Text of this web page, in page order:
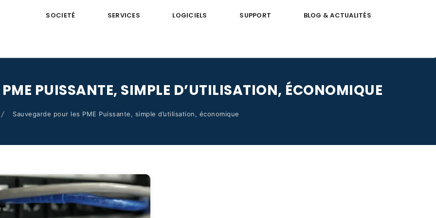
SOCIETÉ SERVICES LOGICIELS SUPPORT BLOG & ACTUALITÉS
PUISSANTE, SIMPLE D’UTILISATION, ÉCONOMIQUE
Sauvegarde pour les PME Puissante, simple d’utilisation, économique